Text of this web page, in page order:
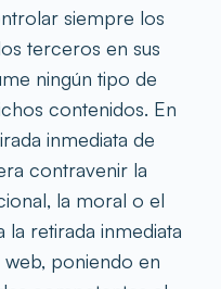
siempre los
terceros en sus
ningún tipo de
contenidos. En
inmediata de
contravenir la
la moral o el
retirada inmediata
poniendo en